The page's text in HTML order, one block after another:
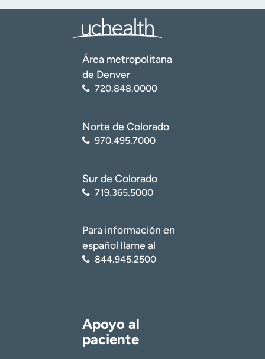
Área metropolitana
de Denver
720.848.0000
Norte de Colorado
970.495.7000
Sur de Colorado
719.365.5000
Para información en
español llame al
844.945.2500
Apoyo al
paciente